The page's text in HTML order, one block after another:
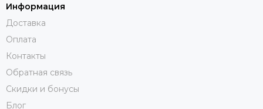
Информация
Доставка
Оплата
Контакты
Обратная связь
Скидки и бонусы
Блог